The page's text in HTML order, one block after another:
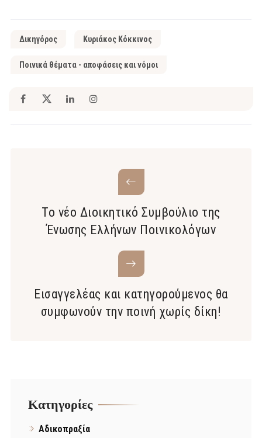
Δικηγόρος Κυριάκος Κόκκινος
Ποινικά θέματα - αποφάσεις και νόμοι
Το νέο Διοικητικό Συμβούλιο της
Ένωσης Ελλήνων Ποινικολόγων
Εισαγγελέας και κατηγορούμενος θα
συμφωνούν την ποινή χωρίς δίκη!
Kατηγορίες
Αδικοπραξία